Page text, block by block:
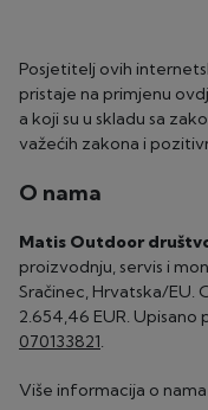
Posjetitelj ovih
pristaje na primjenu
a koji su u skladu sa
važećih zakona i
O nama
Matis Outdoor
proizvodnju, servis i
Sračinec, Hrvatska/EU.
2.654,46 EUR. Upisano
070133821.
Više informacija o